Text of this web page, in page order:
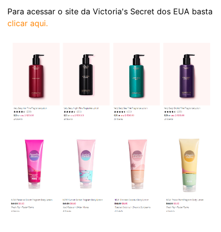
Para acessar o site da Victoria's Secret dos EUA basta
clicar aqui.